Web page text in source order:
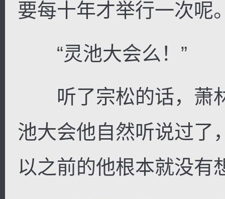
要每十年才举行一次呢
“灵池大会么！”
听了宗松的话，萧
池大会他自然听说过了
以之前的他根本就没有